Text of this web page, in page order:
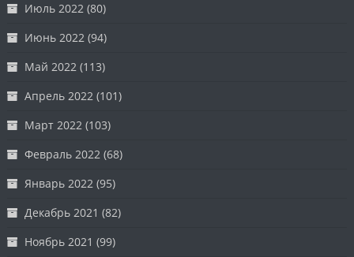
Июль 2022 (80)
Июнь 2022 (94)
Май 2022 (113)
Апрель 2022 (101)
Март 2022 (103)
Февраль 2022 (68)
Январь 2022 (95)
Декабрь 2021 (82)
Ноябрь 2021 (99)